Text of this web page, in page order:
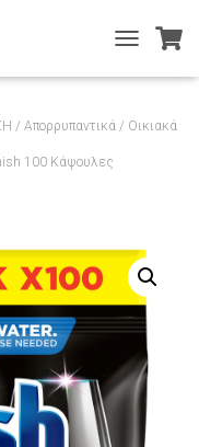
O
G
G
A
T
I
N
/ Απορρυπαντικά / Οικιακά
100 Κάψουλες